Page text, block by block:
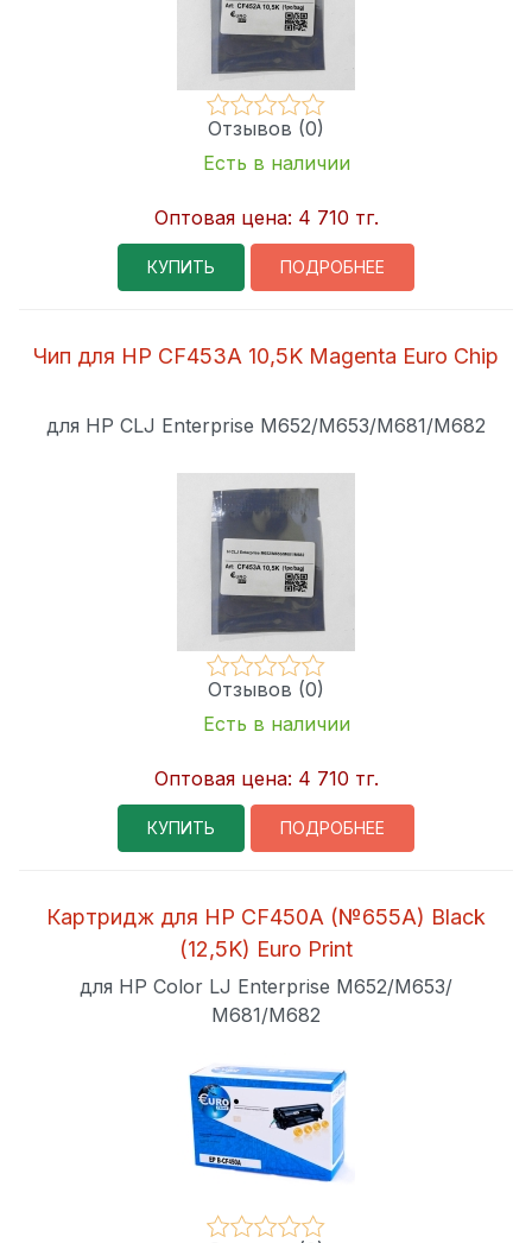
Отзывов (0)
Есть в наличии
Оптовая цена: 4 710 тг.
КУПИТЬ ПОДРОБНЕЕ
Чип для HP CF453A 10,5K Magenta Euro Chip
для HP CLJ Enterprise M652/M653/M681/M682
Отзывов (0)
Есть в наличии
Оптовая цена: 4 710 тг.
КУПИТЬ ПОДРОБНЕЕ
Картридж для HP CF450A (№655A) Black
(12,5K) Euro Print
для HP Color LJ Enterprise M652/M653/
M681/M682